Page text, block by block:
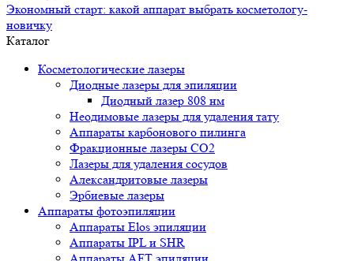
Экономный старт: какой аппарат выбрать косметологу-
новичку
Каталог
Косметологические лазеры
Диодные лазеры для эпиляции
Диодный лазер 808 нм
Неодимовые лазеры для удаления тату
Аппараты карбонового пилинга
Фракционные лазеры CO2
Лазеры для удаления сосудов
Александритовые лазеры
Эрбиевые лазеры
Аппараты фотоэпиляции
Аппараты Elos эпиляции
Аппараты IPL и SHR
Аппараты AFT эпиляции